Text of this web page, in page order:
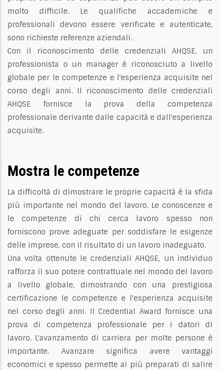
molto difficile. Le qualifiche accademiche e
professionali devono essere verificate e autenticate,
sono richieste referenze aziendali.
Con il riconoscimento delle credenziali AHQSE, un
professionista o un manager è riconosciuto a livello
globale per le competenze e l'esperienza acquisite nel
corso degli anni. Il riconoscimento delle credenziali
AHQSE fornisce la prova della competenza
professionale derivante dalle capacità e dall'esperienza
acquisite.
Mostra le competenze
La difficoltà di dimostrare le proprie capacità è la sfida
più importante nel mondo del lavoro. Le conoscenze e
le competenze di chi cerca lavoro spesso non
forniscono prove adeguate per soddisfare le esigenze
delle imprese, con il risultato di un lavoro inadeguato.
Una volta ottenute le credenziali AHQSE, un individuo
rafforza il suo potere contrattuale nel mondo del lavoro
a livello globale, dimostrando con una prestigiosa
certificazione le competenze e l'esperienza acquisite
nel corso degli anni. Il Credential Award fornisce una
prova di competenza professionale per i datori di
lavoro. L'avanzamento di carriera per molte persone è
importante. Avanzare significa avere vantaggi
economici e spesso permette ai più preparati di salire